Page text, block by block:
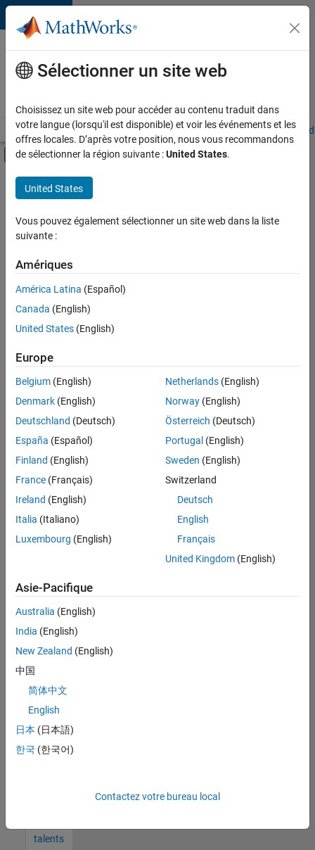
Passer au contenu
Votre
carrière
chez
Accueil Explorer nos opportunités Adresses de nos bureaux
Activer/désactiver l'affichage du menu
Contenu principal
FILTRER PAR
Programme destiné aux nouvelles carrières (EDG)
Infrastructure et architecture
Gestion des programmes
Actuellement,
aucune
offre
d'emploi
correspondant
à vos
critères
de
recherche.
Vous
pouvez
élargir
votre
recherche
ou
afficher
l’ensemble
d'emploi.
malgré
tout
vous
trouvez
pas
d'offre
corresponde
à vos
talents
Sélectionner un site web
Choisissez un site web pour accéder au contenu traduit dans
votre langue (lorsqu'il est disponible) et voir les événements et les
offres locales. D’après votre position, nous vous recommandons
de sélectionner la région suivante :United States.
United States
Vous pouvez également sélectionner un site web dans la liste
suivante :
Amériques
América Latina (Español)
Canada (English)
United States (English)
Europe
Belgium (English)
Denmark (English)
Deutschland (Deutsch)
España (Español)
Finland (English)
France (Français)
Ireland (English)
Italia (Italiano)
Luxembourg (English)
Netherlands(English)
Norway(English)
Österreich (Deutsch)
Portugal (English)
Sweden (English)
Switzerland
Deutsch
English
Français
United Kingdom(English)
Asie-Pacifique
Australia (English)
India (English)
New Zealand (English)
中国
简体中文
English
日本 (日本語)
한국 (한국어)
Contactez votre bureau local